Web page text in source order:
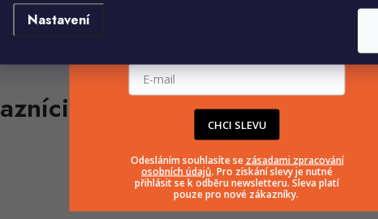
Nastavení
CHCI SLEVU
Odesláním souhlasíte se zásadami zpracování
osobních údajů. Pro získání slevy je nutné
přihlásit se k odběru newsletteru. Sleva platí
pouze pro nové zákazníky.